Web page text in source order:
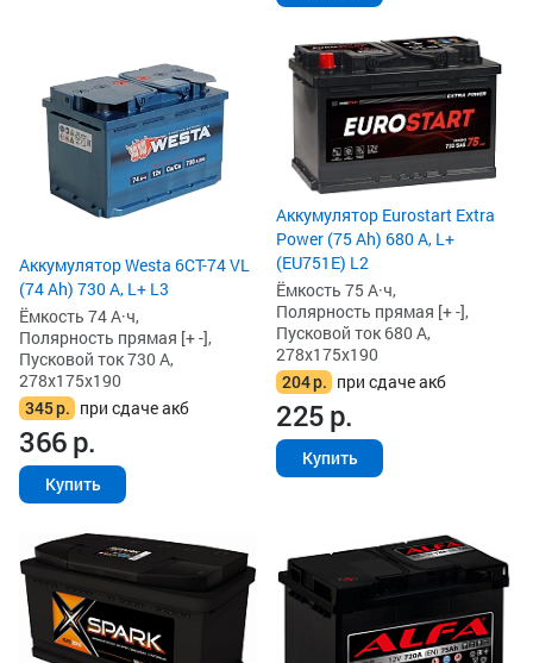
Аккумулятор Westa 6СТ-74 VL
(74 Ah) 730 А, L+ L3
Ёмкость 74 А·ч,
Полярность прямая [+ -],
Пусковой ток 730 А,
278x175x190
345р. при сдаче акб
366р.
Купить
Аккумулятор Eurostart Extra
Power (75 Ah) 680 А, L+
(EU751E) L2
Ёмкость 75 А·ч,
Полярность прямая [+ -],
Пусковой ток 680 А,
278x175x190
204р. при сдаче акб
225р.
Купить